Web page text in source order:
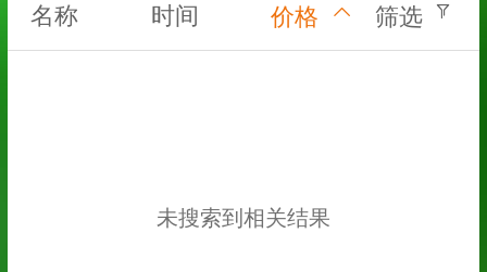
名称 时间 价格 筛选
未搜索到相关结果